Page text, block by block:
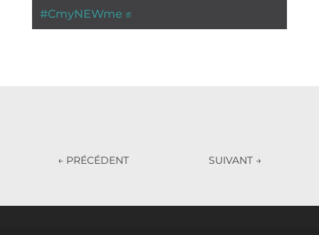
#CmyNEWme ✊
← PRÉCÉDENT SUIVANT →